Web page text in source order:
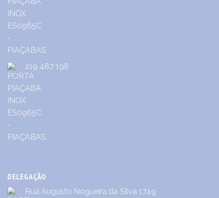
219 487 198
DELEGAÇÃO
Rua Augusto Nogueira da Silva 1749